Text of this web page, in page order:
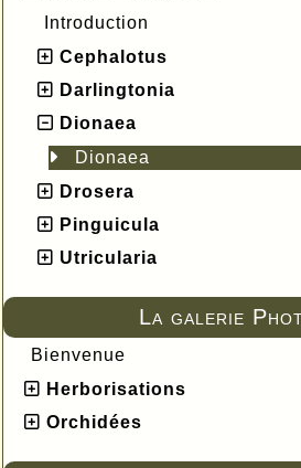
Introduction
Cephalotus
Darlingtonia
Dionaea
Dionaea
Drosera
Pinguicula
Utricularia
La galerie
Bienvenue
Herborisations
Orchidées